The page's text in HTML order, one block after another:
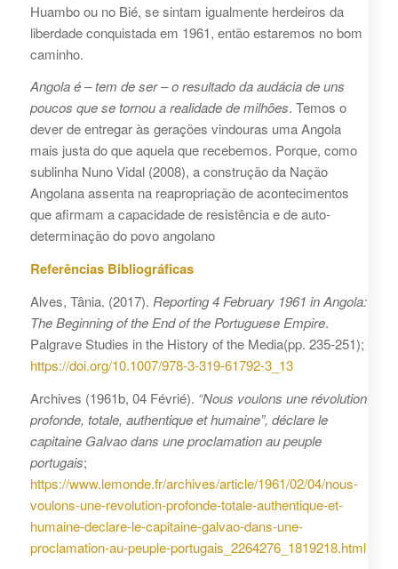
Huambo ou no Bié, se sintam igualmente herdeiros da
liberdade conquistada em 1961, então estaremos no bom
caminho.
Angola é – tem de ser – o resultado da audácia de uns
poucos que se tornou a realidade de milhões. Temos o
dever de entregar às gerações vindouras uma Angola
mais justa do que aquela que recebemos. Porque, como
sublinha Nuno Vidal (2008), a construção da Nação
Angolana assenta na reapropriação de acontecimentos
que afirmam a capacidade de resistência e de auto-
determinação do povo angolano
Referências Bibliográficas
Alves, Tânia. (2017). Reporting 4 February 1961 in Angola:
The Beginning of the End of the Portuguese Empire.
Palgrave Studies in the History of the Media(pp. 235-251);
https://doi.org/10.1007/978-3-319-61792-3_13
Archives (1961b, 04 Févrié). “Nous voulons une révolution
profonde, totale, authentique et humaine”, déclare le
capitaine Galvao dans une proclamation au peuple
portugais;
https://www.lemonde.fr/archives/article/1961/02/04/nous-
voulons-une-revolution-profonde-totale-authentique-et-
humaine-declare-le-capitaine-galvao-dans-une-
proclamation-au-peuple-portugais_2264276_1819218.html